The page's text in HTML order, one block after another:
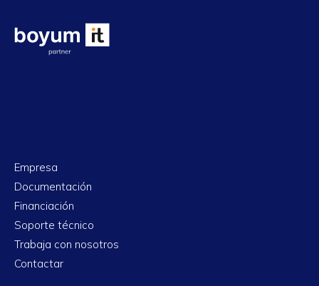
Empresa
Documentación
Financiación
Soporte técnico
Trabaja con nosotros
Contactar